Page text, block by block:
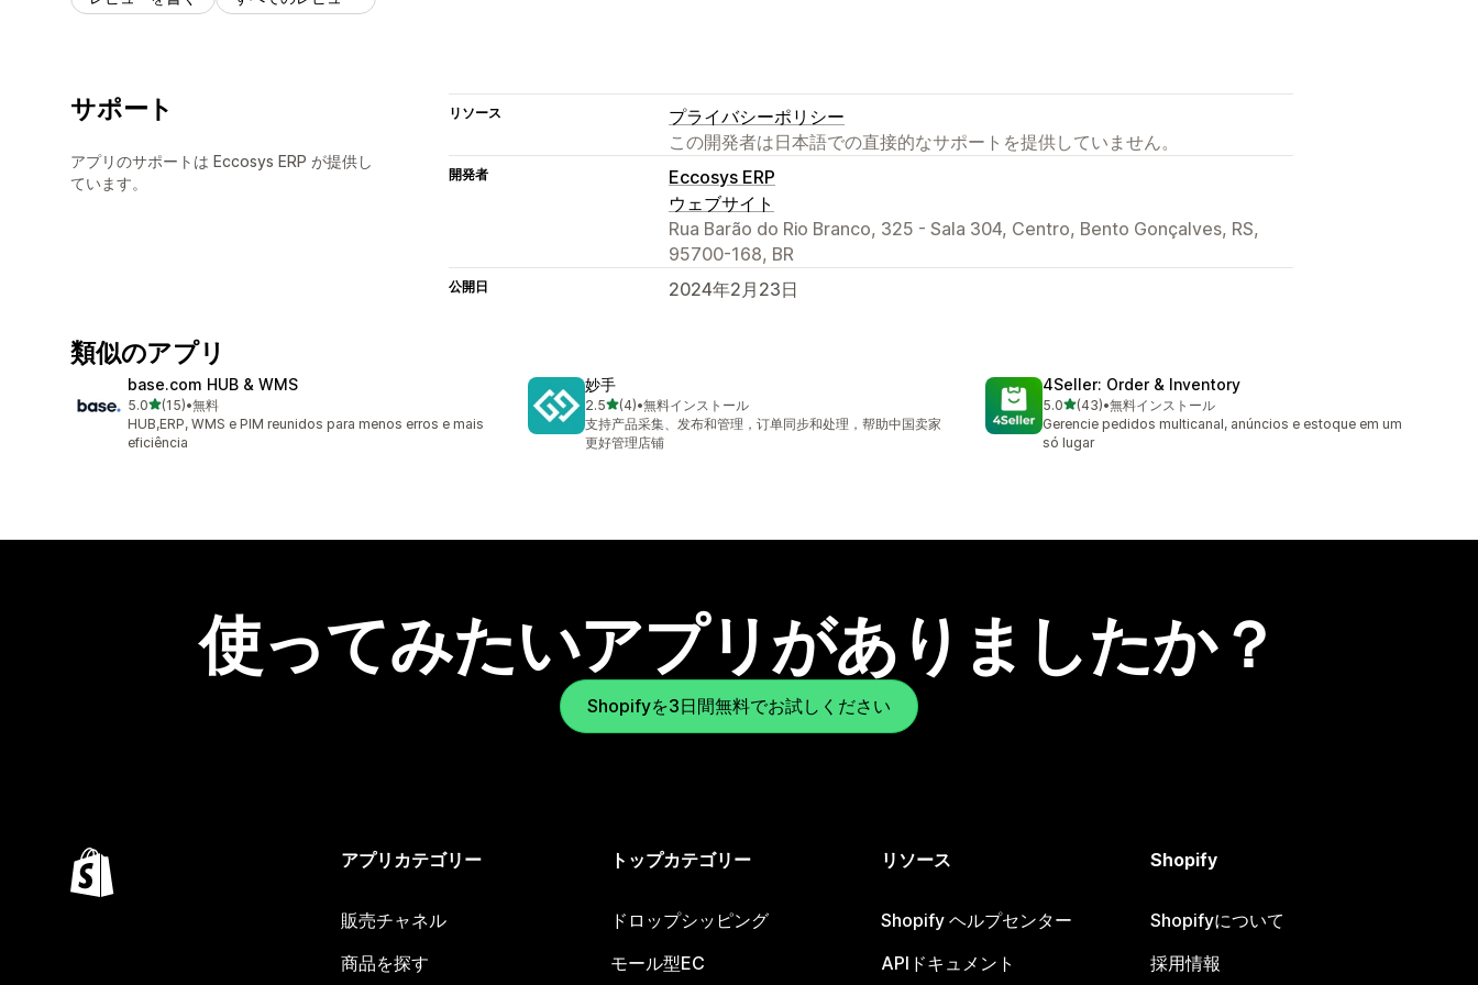
サポート
アプリのサポートは Eccosys ERP が提供し
ています。
リソース
プライバシーポリシー
この開発者は日本語での直接的なサポートを提供していません。
開発者
Eccosys ERP
ウェブサイト
Rua Barão do Rio Branco, 325 - Sala 304, Centro, Bento Gonçalves, RS,
95700-168, BR
公開日 2024年2月23日
類似のアプリ
base.com HUB & WMS
5.05つ星中
(15)
合計レビュー数：15件
•無料
HUB,ERP, WMS e PIM reunidos para menos erros e mais
eficiência
妙手
2.55つ星中
(4)
合計レビュー数：4件
•無料インストール
支持产品采集、发布和管理，订单同步和处理，帮助中国卖家
更好管理店铺
4Seller: Order & Inventory
5.05つ星中
(43)
合計レビュー数：43件
•無料インストール
Gerencie pedidos multicanal, anúncios e estoque em um
só lugar
使ってみたいアプリがありましたか？
Shopifyを3日間無料でお試しください
アプリカテゴリー
販売チャネル
商品を探す
トップカテゴリー
ドロップシッピング
モール型EC
リソース
Shopify ヘルプセンター
APIドキュメント
Shopify
Shopifyについて
採用情報